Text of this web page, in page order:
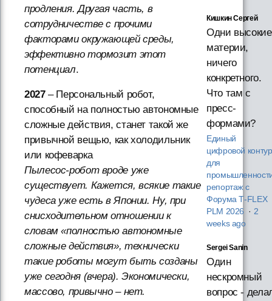
продления. Другая часть, в
сотрудничестве с прочими
факторами окружающей среды,
эффективно тормозит этот
потенциал.
2027– Персональный робот,
способный на полностью автономные
сложные действия, станет такой же
привычной вещью, как холодильник
или кофеварка
Пылесос-робот вроде уже
существует. Кажется, всякие такие
чудеса уже есть в Японии. Ну, при
снисходительном отношении к
словам «полностью автономные
сложные действия», технически
такие роботы могут быть созданы
уже сегодня (вчера). Экономически,
массово, привычно – нет.
Кишкин Сергей
Одни высокие
материи,
ничего
конкретного.
Что там с
пресс-
формами?
Единый
цифровой контур
для
репортаж с
Форума T‑FLEX
PLM 2026 · 2
weeks ago
Sergei Sanin
Один
нескромный
вопрос -